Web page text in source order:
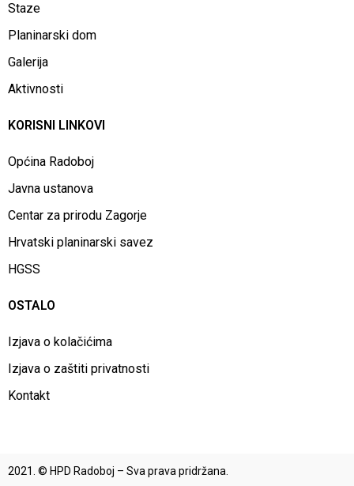
Staze
Planinarski dom
Galerija
Aktivnosti
KORISNI LINKOVI
Općina Radoboj
Javna ustanova
Centar za prirodu Zagorje
Hrvatski planinarski savez
HGSS
OSTALO
Izjava o kolačićima
Izjava o zaštiti privatnosti
Kontakt
2021. © HPD Radoboj – Sva prava pridržana.